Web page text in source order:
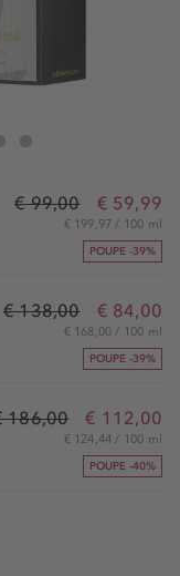
€ 99,00 € 59,99
€ 199,97 / 100 ml
POUPE -39%
€ 138,00 € 84,00
€ 168,00 / 100 ml
POUPE -39%
186,00 € 112,00
€ 124,44 / 100 ml
POUPE -40%